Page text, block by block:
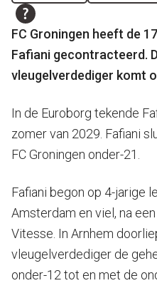
FC Groningen heeft de
Fafiani gecontracteerd.
vleugelverdediger komt
In de Euroborg tekende
zomer van 2029. Fafiani
FC Groningen onder-21.
Fafiani begon op 4-jarige
Amsterdam en viel, na
Vitesse. In Arnhem
vleugelverdediger de
onder-12 tot en met de